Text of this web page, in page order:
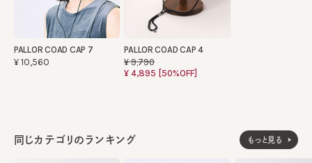
PALLOR COAD CAP 7
¥10,560
PALLOR COAD CAP 4
¥9,790
¥4,895 [50%OFF]
同じカテゴリのランキング もっと見る